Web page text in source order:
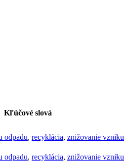
Kľúčové slová
odpadu, recyklácia, znižovanie vzniku
odpadu, recyklácia, znižovanie vzniku